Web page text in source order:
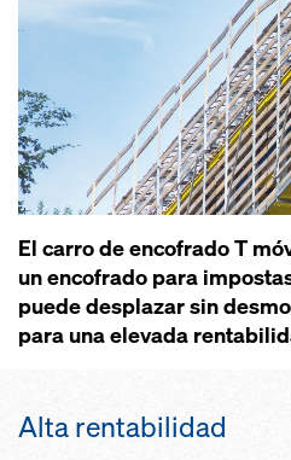
El carro de encofrado T
un encofrado para
puede desplazar sin
para una elevada
Alta rentabilidad